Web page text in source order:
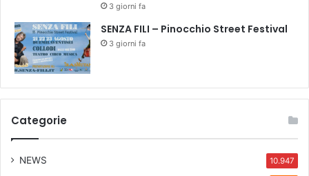
3 giorni fa
SENZA FILI – Pinocchio Street Festival
3 giorni fa
Categorie
NEWS 10.947